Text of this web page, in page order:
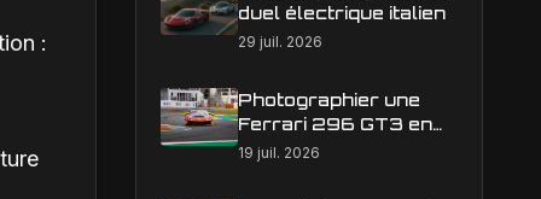
:
duel électrique italien
29 juil. 2026
Photographier une
Ferrari 296 GT3 en
action : construire une
19 juil. 2026